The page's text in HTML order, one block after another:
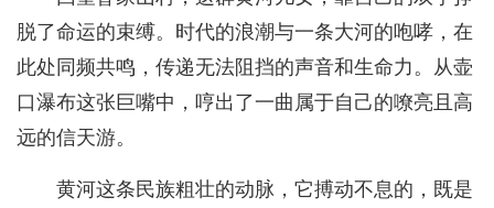
脱了命运的束缚。时代的浪潮与一条大河的咆哮，在
此处同频共鸣，传递无法阻挡的声音和生命力。从壶
口瀑布这张巨嘴中，哼出了一曲属于自己的嘹亮且高
远的信天游。
黄河这条民族粗壮的动脉，它搏动不息的，既是